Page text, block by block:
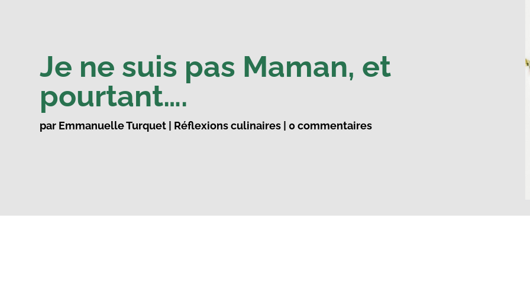
Je ne suis pas Maman, et
pourtant….
par Emmanuelle Turquet | Réflexions culinaires | 0 commentaires